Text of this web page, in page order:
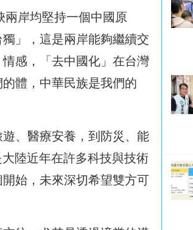
岸均堅持一個中國原
」，這是兩岸能夠繼續交
感，「去中國化」在台灣
體，中華民族是我們的
、醫療安養，到防災、能
陸近年在許多科技與技術
始，未來深切希望雙方可